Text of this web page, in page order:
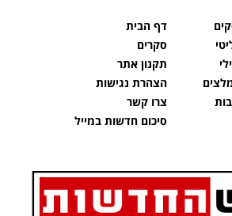
דף הבית
סקרים
תקנון אתר
הצהרת נגישות
צרו קשר
סיכום חדשות במייל